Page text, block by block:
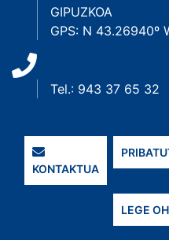
GIPUZKOA
GPS: N 43.26940º
Tel.: 943 37 65 32
KONTAKTUA
LEGE